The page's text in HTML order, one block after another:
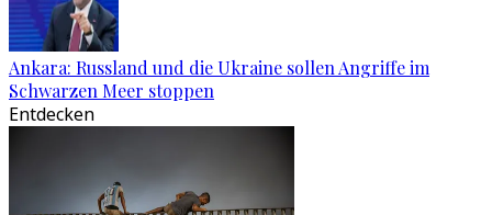
Ankara: Russland und die Ukraine sollen Angriffe im
Schwarzen Meer stoppen
Entdecken